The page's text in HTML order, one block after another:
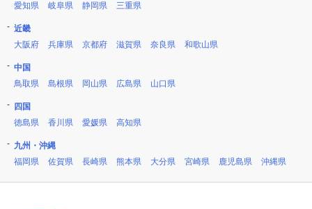
愛知県
岐阜県 静岡県 三重県
近畿
大阪府
兵庫県 京都府 滋賀県 奈良県 和歌山県
中国
鳥取県
島根県 岡山県 広島県 山口県
四国
徳島県
香川県 愛媛県 高知県
九州・沖縄
福岡県
佐賀県 長崎県 熊本県 大分県 宮崎県 鹿児島県 沖縄県